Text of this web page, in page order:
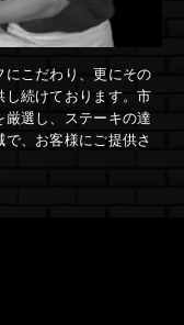
にこだわり、更にその
し続けております。市
選し、
ステーキの達
で、お客様にご提供さ